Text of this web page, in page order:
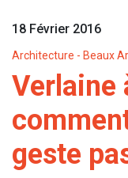
18 Février 2016
Architecture - Beaux
Verlaine
geste